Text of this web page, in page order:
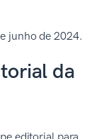
junho de 2024.
da